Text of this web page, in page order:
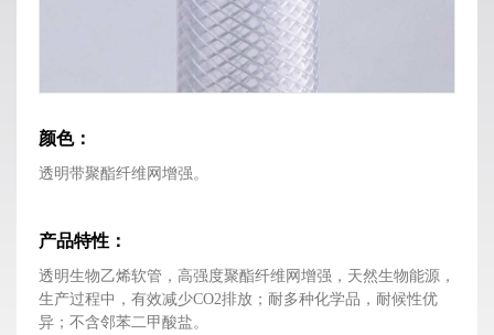
颜色：
透明带聚酯纤维网增强。
产品特性：
透明生物乙烯软管，高强度聚酯纤维网增强，天然生物能源，
生产过程中，有效减少CO2排放；耐多种化学品，耐候性优
异；不含邻苯二甲酸盐。